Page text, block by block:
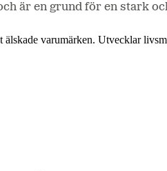
varumärken. Utvecklar
är en grund för en stark